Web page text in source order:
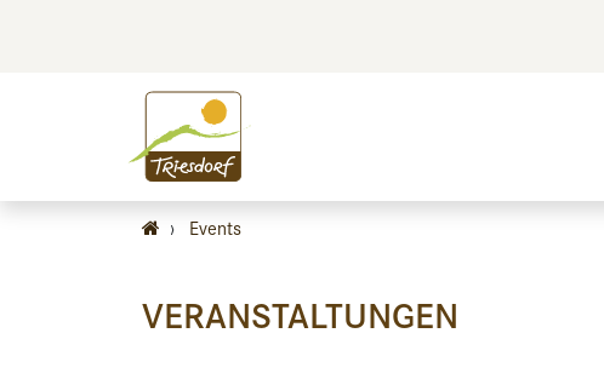
› Events
VERANSTALTUNGEN